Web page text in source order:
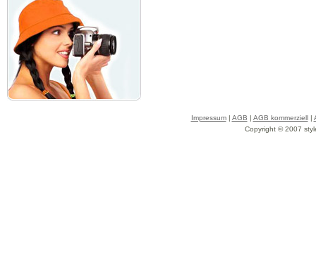
Impressum| AGB | AGB kommerziell|
Copyright © 2007